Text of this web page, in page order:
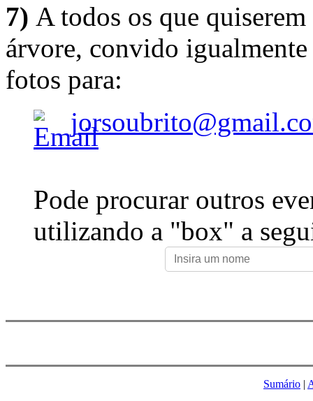
7) A todos os que
árvore, convido
fotos para:
Pode procurar outros
utilizando a "box" a
Sumário |